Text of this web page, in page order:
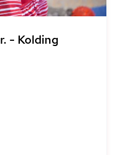
- Kolding